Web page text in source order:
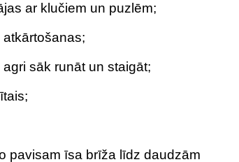
ar klučiem un puzlēm;
sāk runāt un staigāt;
pavisam īsa brīža līdz daudzām